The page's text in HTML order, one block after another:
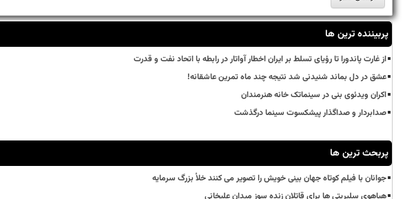
پربیننده ترین ها
از غارت پاندورا تا رؤیای تسلط بر ایران اخطار آواتار در رابطه با اتحاد نفت و قدرت
عشق در دل بماند شنیدنی شد نتیجه چند ماه تمرین عاشقانه!
اکران ویدئوی بنی در سینماتک خانه هنرمندان
صدابردار و صداگذار پیشکسوت سینما درگذشت
پربحث ترین ها
جوانان با فیلم کوتاه جهان بینی خویش را تصویر می کنند خلأ بزرگ سرمایه
هیاهوی سلبریتی ها برای قاتلان زنده سوز میدان علیخانی